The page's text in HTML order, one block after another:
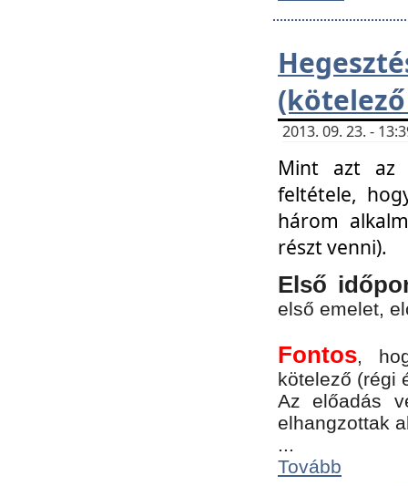
2013. 09. 23. -
Mint azt az
feltétele,
három
részt venni).
Első
első emelet,
Fontos,
kötelező (régi
Az előadás
elhangzottak
...
Tovább